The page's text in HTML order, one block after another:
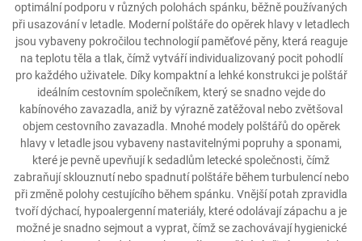
optimální podporu v různých polohách spánku, běžně používaných
při usazování v letadle. Moderní polštáře do opěrek hlavy v letadlech
jsou vybaveny pokročilou technologií paměťové pěny, která reaguje
na teplotu těla a tlak, čímž vytváří individualizovaný pocit pohodlí
pro každého uživatele. Díky kompaktní a lehké konstrukci je polštář
ideálním cestovním společníkem, který se snadno vejde do
kabínového zavazadla, aniž by výrazně zatěžoval nebo zvětšoval
objem cestovního zavazadla. Mnohé modely polštářů do opěrek
hlavy v letadle jsou vybaveny nastavitelnými popruhy a sponami,
které je pevně upevňují k sedadlům letecké společnosti, čímž
zabraňují sklouznutí nebo spadnutí polštáře během turbulencí nebo
při změně polohy cestujícího během spánku. Vnější potah zpravidla
tvoří dýchací, hypoalergenní materiály, které odolávají zápachu a je
možné je snadno sejmout a vyprat, čímž se zachovávají hygienické